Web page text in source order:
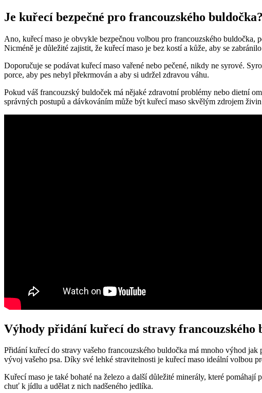
Je kuřecí bezpečné pro francouzského buldočka?
Ano, kuřecí maso je obvykle bezpečnou volbou pro francouzského buldočka,
Nicméně je důležité zajistit, že kuřecí maso je bez kostí a kůže, aby se
Doporučuje se podávat kuřecí maso vařené nebo pečené, nikdy ne syrové.
porce, aby pes nebyl překrmován a aby si udržel zdravou váhu.
Pokud váš francouzský buldoček má nějaké zdravotní problémy nebo dietní
správných postupů a dávkováním může být kuřecí maso skvělým zdrojem
Výhody přidání kuřecí do stravy francouzského
Přidání kuřecí do stravy vašeho francouzského buldočka má mnoho výhod
vývoj vašeho psa. Díky své lehké stravitelnosti je kuřecí maso ideální volbou
Kuřecí maso je také bohaté na železo a další důležité minerály, které
chuť k jídlu a udělat z nich nadšeného jedlíka.